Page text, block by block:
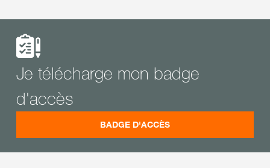
Je télécharge mon badge
d'accès
BADGE D'ACCÈS